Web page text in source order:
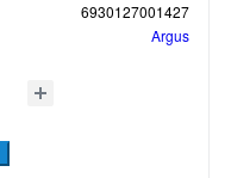
6930127001427
Argus